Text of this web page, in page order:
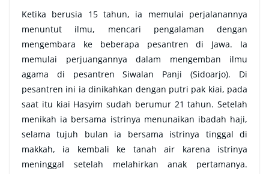
Ketika berusia 15 tahun, ia memulai perjalanannya
menuntut ilmu, mencari pengalaman dengan
mengembara ke beberapa pesantren di Jawa. Ia
memulai perjuangannya dalam mengemban ilmu
agama di pesantren Siwalan Panji (Sidoarjo). Di
pesantren ini ia dinikahkan dengan putri pak kiai, pada
saat itu kiai Hasyim sudah berumur 21 tahun. Setelah
menikah ia bersama istrinya menunaikan ibadah haji,
selama tujuh bulan ia bersama istrinya tinggal di
makkah, ia kembali ke tanah air karena istrinya
meninggal setelah melahirkan anak pertamanya.